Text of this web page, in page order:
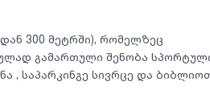
300 მეტრში), რომელზეც
გამართული შენობა
, საპარკინგე სივრცე და